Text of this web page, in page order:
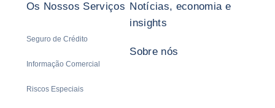
Os Nossos Serviços
Seguro de Crédito
Informação Comercial
Riscos Especiais
Notícias, economia e
insights
Sobre nós